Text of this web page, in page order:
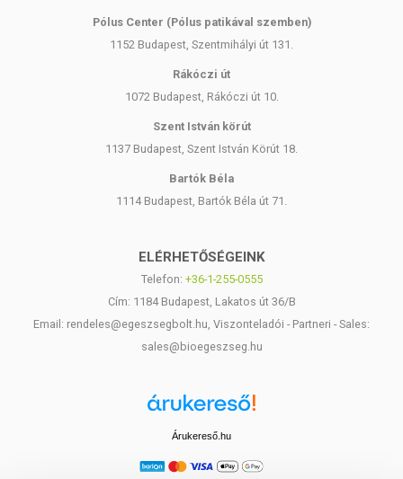
Pólus Center (Pólus patikával szemben)
1152 Budapest, Szentmihályi út 131.
Rákóczi út
1072 Budapest, Rákóczi út 10.
Szent István körút
1137 Budapest, Szent István Körút 18.
Bartók Béla
1114 Budapest, Bartók Béla út 71.
ELÉRHETŐSÉGEINK
Telefon: +36-1-255-0555
Cím: 1184 Budapest, Lakatos út 36/B
Email: rendeles@egeszsegbolt.hu, Viszonteladói - Partneri - Sales:
sales@bioegeszseg.hu
Árukereső.hu